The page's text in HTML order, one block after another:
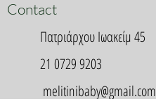
Contact
Πατριάρχου Ιωακείμ 45
21 0729 9203
melitinibaby@gmail.com